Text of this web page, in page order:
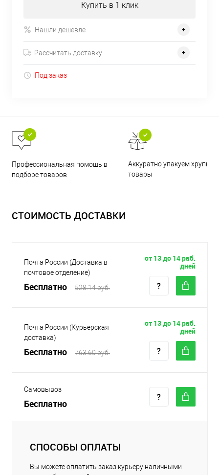
Купить в 1 клик
Нашли дешевле
Рассчитать доставку
Под заказ
Профессиональная помощь в
подборе товаров
Аккуратно упакуем хрупкие
товары
СТОИМОСТЬ ДОСТАВКИ
Почта России (Доставка в
почтовое отделение)
Бесплатно 528.14 руб.
от 13 до 14 раб.
дней
Почта России (Курьерская
доставка)
Бесплатно 763.60 руб.
от 13 до 14 раб.
дней
Самовывоз
Бесплатно
СПОСОБЫ ОПЛАТЫ
Вы можете оплатить заказ курьеру наличными